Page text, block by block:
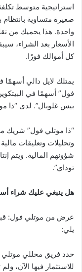
استراتيجية متوسط
صغيرة متساوية بانتظام
واحدة. هذا يحميك من
الأسعار بعد الشراء،
كل أموالك فورًا.
يمتلك لايل دالي أسهمًا
فول” أسهمًا في
بيس غلوبال”. لدى “ذا
“ذا موتلي فول” شريك
وتحليلات وتعليقات
شؤونهم المالية. ويتم
توداي”.
هل ينبغي عليك شراء
عرض من موتلي فول:
يلي:
للاستثمار فيها الآن،